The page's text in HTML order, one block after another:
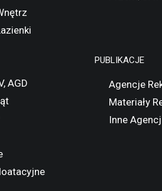
AGD
PUBLIKACJE
Agencje
Materiały
Inne